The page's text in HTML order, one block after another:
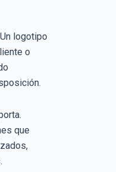
logotipo
o
que